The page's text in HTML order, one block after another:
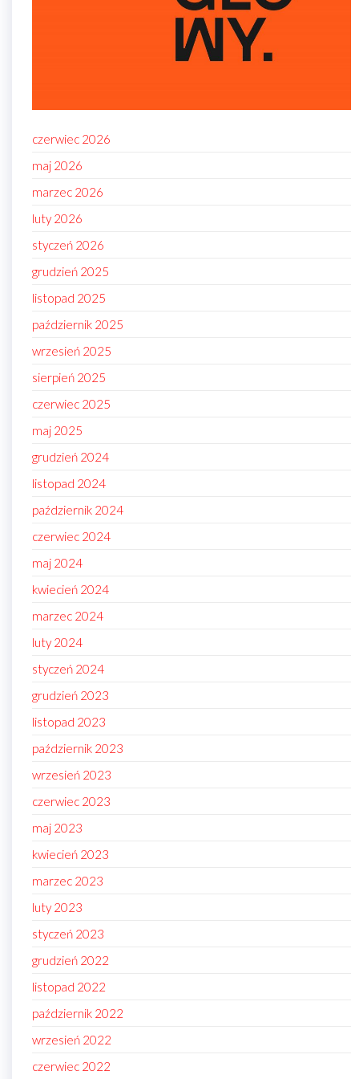
czerwiec 2026
maj 2026
marzec 2026
luty 2026
styczeń 2026
grudzień 2025
listopad 2025
październik 2025
wrzesień 2025
sierpień 2025
czerwiec 2025
maj 2025
grudzień 2024
listopad 2024
październik 2024
czerwiec 2024
maj 2024
kwiecień 2024
marzec 2024
luty 2024
styczeń 2024
grudzień 2023
listopad 2023
październik 2023
wrzesień 2023
czerwiec 2023
maj 2023
kwiecień 2023
marzec 2023
luty 2023
styczeń 2023
grudzień 2022
listopad 2022
październik 2022
wrzesień 2022
czerwiec 2022